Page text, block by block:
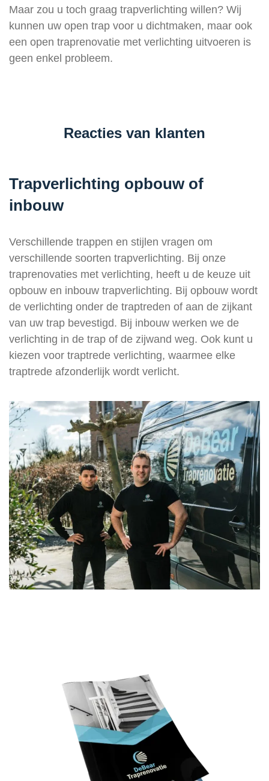
Maar zou u toch graag trapverlichting willen? Wij
kunnen uw open trap voor u dichtmaken, maar ook
een open traprenovatie met verlichting uitvoeren is
geen enkel probleem.
Reacties van klanten
Trapverlichting opbouw of
inbouw
Verschillende trappen en stijlen vragen om
verschillende soorten trapverlichting. Bij onze
traprenovaties met verlichting, heeft u de keuze uit
opbouw en inbouw trapverlichting. Bij opbouw wordt
de verlichting onder de traptreden of aan de zijkant
van uw trap bevestigd. Bij inbouw werken we de
verlichting in de trap of de zijwand weg. Ook kunt u
kiezen voor traptrede verlichting, waarmee elke
traptrede afzonderlijk wordt verlicht.